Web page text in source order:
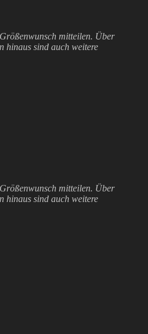
mitteilen. Über
hinaus sind auch weitere
mitteilen. Über
hinaus sind auch weitere